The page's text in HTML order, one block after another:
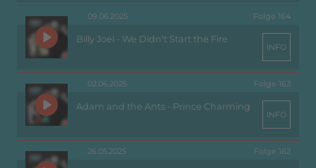
09.06.2025 Folge 164
Billy Joel - We Didn't Start the Fire
INFO
02.06.2025 Folge 163
Adam and the Ants - Prince Charming
INFO
26.05.2025 Folge 162